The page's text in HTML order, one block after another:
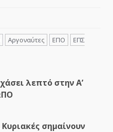
Αργοναύτες ΕΠΟ
ΕΠΣ
λεπτό στην Α’
σημαίνουν